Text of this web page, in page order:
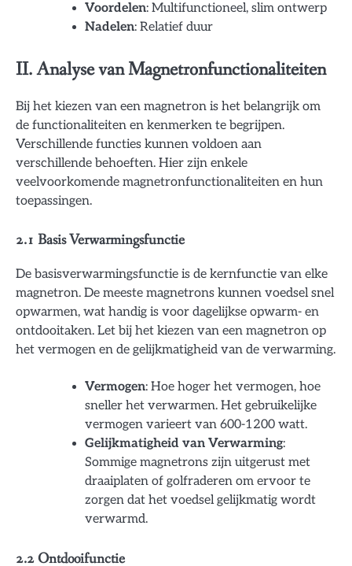
Voordelen: Multifunctioneel, slim ontwerp
Nadelen: Relatief duur
II. Analyse van Magnetronfunctionaliteiten
Bij het kiezen van een magnetron is het belangrijk om
de functionaliteiten en kenmerken te begrijpen.
Verschillende functies kunnen voldoen aan
verschillende behoeften. Hier zijn enkele
veelvoorkomende magnetronfunctionaliteiten en hun
toepassingen.
2.1 Basis Verwarmingsfunctie
De basisverwarmingsfunctie is de kernfunctie van elke
magnetron. De meeste magnetrons kunnen voedsel snel
opwarmen, wat handig is voor dagelijkse opwarm- en
ontdooitaken. Let bij het kiezen van een magnetron op
het vermogen en de gelijkmatigheid van de verwarming.
Vermogen: Hoe hoger het vermogen, hoe
sneller het verwarmen. Het gebruikelijke
vermogen varieert van 600-1200 watt.
Gelijkmatigheid van Verwarming:
Sommige magnetrons zijn uitgerust met
draaiplaten of golfraderen om ervoor te
zorgen dat het voedsel gelijkmatig wordt
verwarmd.
2.2 Ontdooifunctie